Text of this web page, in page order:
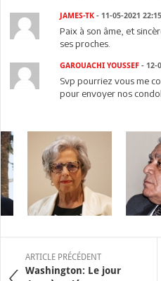
JAMES-TK - 11-05-2021 22:15
Paix à son âme, et
ses proches.
GAROUACHI YOUSSEF - 12-
Svp pourriez vous me
pour envoyer nos
ARTICLE PRÉCÉDENT
Washington: Le jour